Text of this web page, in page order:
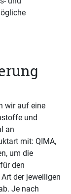
wir auf eine
und
an
mit: QIMA,
um die
den
der jeweiligen
Je nach